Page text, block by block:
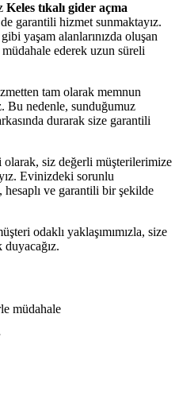
Keles tıkalı gider açma
garantili hizmet sunmaktayız.
yaşam alanlarınızda oluşan
müdahale ederek uzun süreli
tam olarak memnun
Bu nedenle, sunduğumuz
durarak size garantili
olarak, siz değerli müşterilerimize
Evinizdeki sorunlu
ve garantili bir şekilde
odaklı yaklaşımımızla, size
müdahale